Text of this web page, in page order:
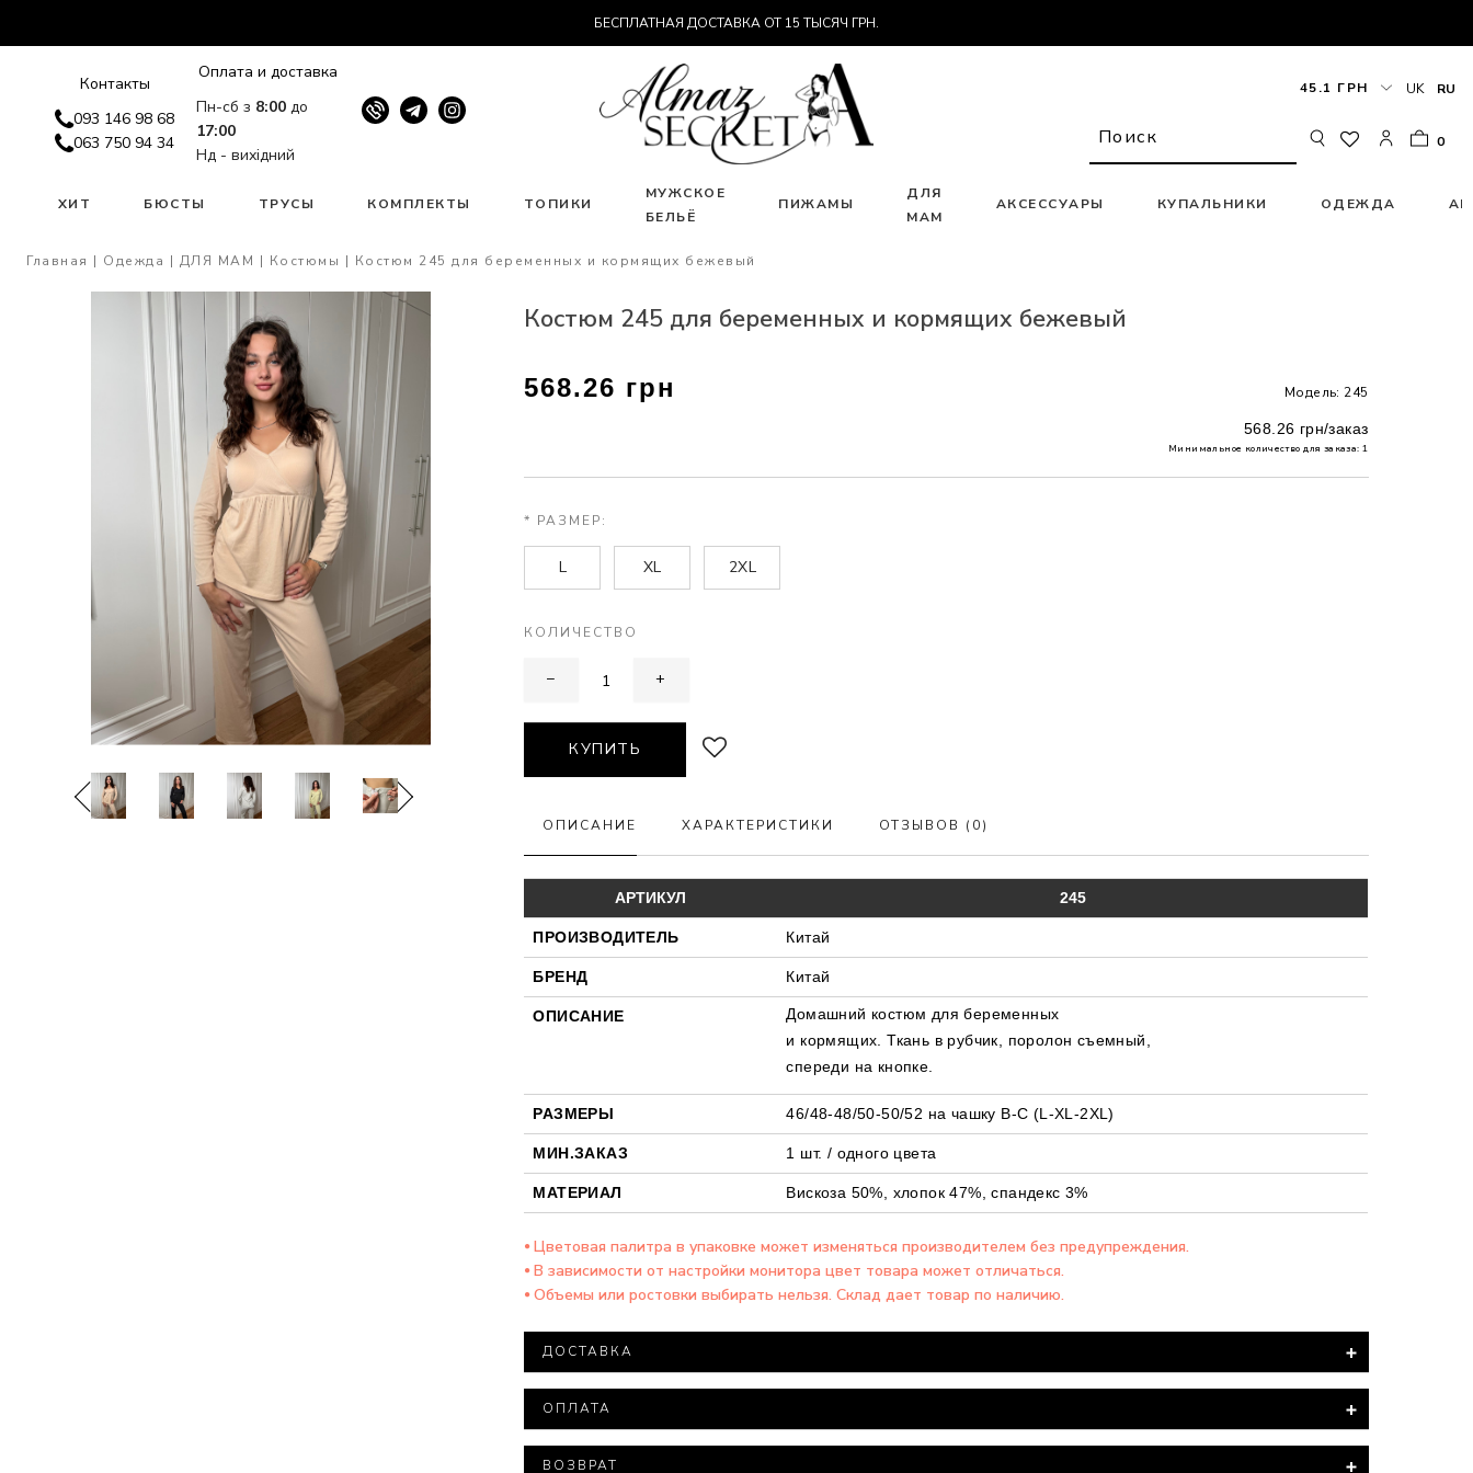
БЕСПЛАТНАЯ ДОСТАВКА ОТ 15 ТЫСЯЧ ГРН.
Контакты
093 146 98 68
063 750 94 34
Оплата и доставка
Пн-сб з 8:00 до
17:00
Нд - вихідний
45.1 ГРН UK RU
0
ХИТ БЮСТЫ ТРУСЫ КОМПЛЕКТЫ ТОПИКИ
МУЖСКОЕ
БЕЛЬЁ
ПИЖАМЫ
ДЛЯ
МАМ
АКСЕССУАРЫ КУПАЛЬНИКИ ОДЕЖДА
Главная Одежда ДЛЯ МАМ Костюмы Костюм 245 для беременных и кормящих бежевый
Previous Next
Костюм 245 для беременных и кормящих бежевый
568.26 грн Модель: 245
568.26 грн/заказ
Минимальное количество для заказа: 1
* РАЗМЕР:
L XL 2XL
КОЛИЧЕСТВО
− +
КУПИТЬ
ОПИСАНИЕ ХАРАКТЕРИСТИКИ ОТЗЫВОВ (0)
АРТИКУЛ 245
ПРОИЗВОДИТЕЛЬ Китай
БРЕНД Китай
ОПИСАНИЕ
Домашний костюм для беременных
и кормящих. Ткань в рубчик, поролон съемный,
спереди на кнопке.
РАЗМЕРЫ 46/48-48/50-50/52 на чашку В-С (L-XL-2XL)
МИН.ЗАКАЗ 1 шт. / одного цвета
МАТЕРИАЛ Вискоза 50%, хлопок 47%, спандекс 3%
⦁ Цветовая палитра в упаковке может изменяться производителем без предупреждения.
⦁ В зависимости от настройки монитора цвет товара может отличаться.
⦁ Объемы или ростовки выбирать нельзя. Склад дает товар по наличию.
ДОСТАВКА
Доставка товара осуществляется компанией ООО "Новая ПОЧТА".
При заказе на сумму более 15 000 тысяч гривен доставка товара производится БЕСПЛАТНО.
Все посылки оцениваются минимальной стоимостью.
ОПЛАТА
Минимальная сумма заказа – 500 гривен.
ВОЗВРАТ